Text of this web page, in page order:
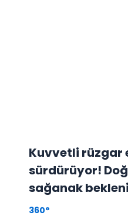
Kuvvetli rüzgar
sürdürüyor!
sağanak
360°